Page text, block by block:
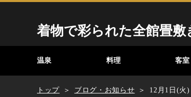
着物で彩られた全館畳
温泉 料理 客室
トップ ブログ・お知らせ 12月1日(火